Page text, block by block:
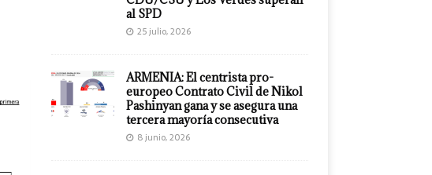
al SPD
25 julio, 2026
ARMENIA: El centrista pro-
europeo Contrato Civil de Nikol
Pashinyan gana y se asegura una
tercera mayoría consecutiva
8 junio, 2026